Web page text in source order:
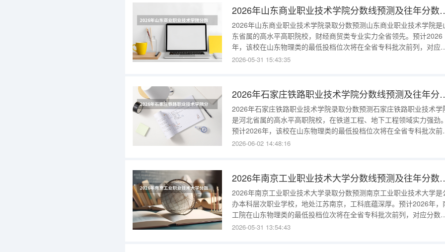
2026年山东商业
2026年山东商业职业技术学院录取分数预测山东商业职业技术学院是
东省属的高水平高职院校，财经商贸类专业实力全省领先。预计2026
年，该校在山东物理类的最低投档位次将在全省专科批次前列，对应
数约为425-440分；历史类考生分数约为430-445分。其市场营销、
2026-05-31 15:43:35
2026年石家庄铁
2026年石家庄铁路职业技术学院录取分数预测石家庄铁路职业技术学
是河北省属的高水平高职院校，在铁道工程、地下工程领域实力强劲
预计2026年，该校在山东物理类的最低投档位次将在全省专科批次前
列，对应分数约为420-435分。其铁道工程技术、地下与隧道工程技
43
2026-06-02 14:48:16
2026年南京工业
2026年南京工业职业技术大学录取分数预测南京工业职业技术大学是
办本科层次职业学校，地处江苏南京，工科底蕴深厚。预计2026年，
工院在山东物理类的最低投档位次将在全省专科批次前列，对应分数
为450-465分。其机电一体化、自动化等王牌专业，分数通常会比投
2026-05-31 13:54:43